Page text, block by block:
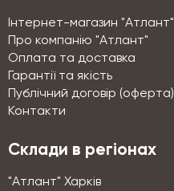
Інтернет-магазин "Атлант"
Про компанію "Атлант"
Оплата та доставка
Гарантії та якість
Публічний договір (оферта)
Контакти
Склади в регіонах
"Атлант" Харків